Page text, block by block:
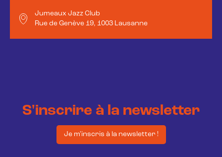
Jumeaux Jazz Club
Rue de Genève 19, 1003 Lausanne
S'inscrire à la newsletter
Je m'inscris à la newsletter !